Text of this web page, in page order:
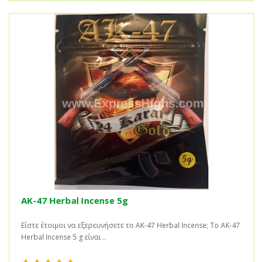
AK-47 Herbal Incense 5g
Είστε έτοιμοι να εξερευνήσετε το AK-47 Herbal Incense; Το AK-47
Herbal Incense 5 g είναι ..